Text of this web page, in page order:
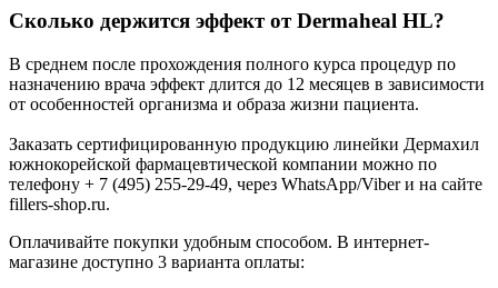
Сколько держится эффект от Dermaheal HL?
В среднем после прохождения полного курса процедур по
назначению врача эффект длится до 12 месяцев в зависимости
от особенностей организма и образа жизни пациента.
Заказать сертифицированную продукцию линейки Дермахил
южнокорейской фармацевтической компании можно по
телефону + 7 (495) 255-29-49, через WhatsApp/Viber и на сайте
fillers-shop.ru.
Оплачивайте покупки удобным способом. В интернет-
магазине доступно 3 варианта оплаты: